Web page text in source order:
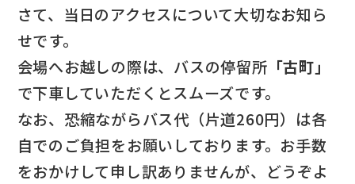
さて、当日のアクセスについて大切なお知ら
せです。
会場へお越しの際は、バスの停留所 「古町」
で下車していただくとスムーズです。
なお、恐縮ながらバス代（片道260円）は各
自でのご負担をお願いしております。お手数
をおかけして申し訳ありませんが、どうぞよ